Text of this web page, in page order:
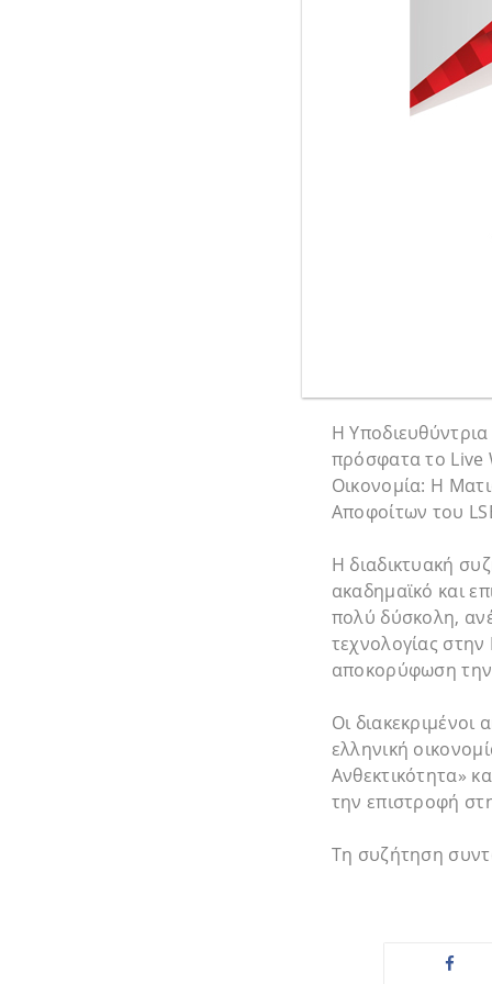
Η
πρόσφατα το Live
Οικονομία: Η
Αποφοίτων του
Η διαδικτυακή
ακαδημαϊκό και
πολύ δύσκολη,
τεχνολογίας στην
αποκορύφωση την
Οι
ελληνική
Ανθεκτικότητα»
την επιστροφή
Τη συζήτηση